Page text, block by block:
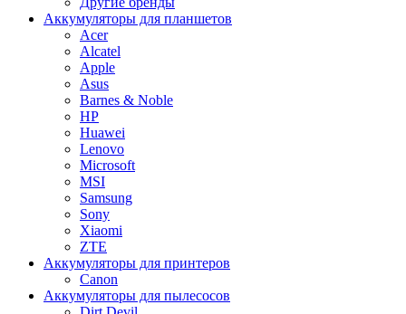
Аккумуляторы для планшетов
Acer
Alcatel
Apple
Asus
Barnes & Noble
HP
Huawei
Lenovo
Microsoft
MSI
Samsung
Sony
Xiaomi
ZTE
Аккумуляторы для принтеров
Canon
Аккумуляторы для пылесосов